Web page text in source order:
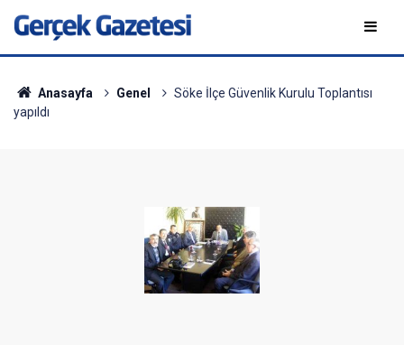
Anasayfa Genel
Söke İlçe Güvenlik Kurulu Toplantısı
yapıldı